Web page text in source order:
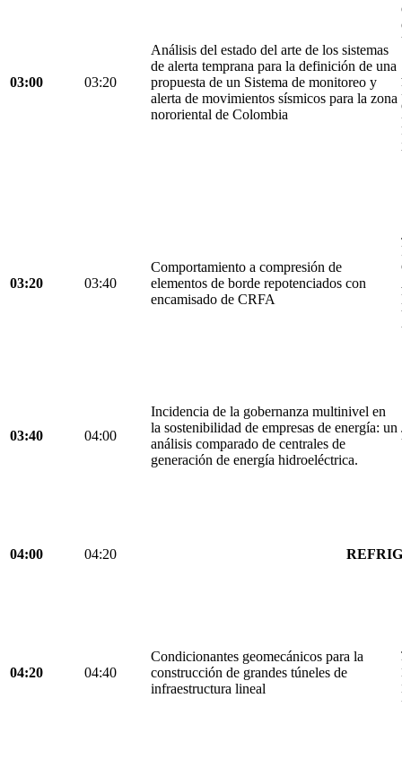
03:00 03:20
Análisis del estado del arte de los sistemas
de alerta temprana para la definición de una
propuesta de un Sistema de monitoreo y
alerta de movimientos sísmicos para la zona
nororiental de Colombia
03:20 03:40
Comportamiento a compresión de
elementos de borde repotenciados con
encamisado de CRFA
03:40 04:00
Incidencia de la gobernanza multinivel en
la sostenibilidad de empresas de energía: un
análisis comparado de centrales de
generación de energía hidroeléctrica.
04:00 04:20
04:20 04:40
Condicionantes geomecánicos para la
construcción de grandes túneles de
infraestructura lineal